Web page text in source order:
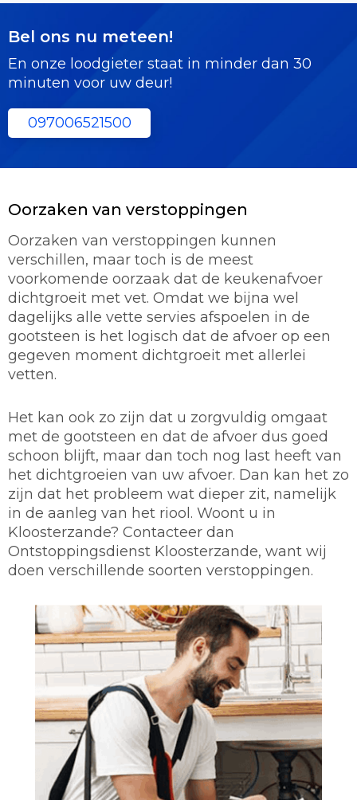
Bel ons nu meteen!
En onze loodgieter staat in minder dan 30
minuten voor uw deur!
097006521500
Oorzaken van verstoppingen
Oorzaken van verstoppingen kunnen
verschillen, maar toch is de meest
voorkomende oorzaak dat de keukenafvoer
dichtgroeit met vet. Omdat we bijna wel
dagelijks alle vette servies afspoelen in de
gootsteen is het logisch dat de afvoer op een
gegeven moment dichtgroeit met allerlei
vetten.
Het kan ook zo zijn dat u zorgvuldig omgaat
met de gootsteen en dat de afvoer dus goed
schoon blijft, maar dan toch nog last heeft van
het dichtgroeien van uw afvoer. Dan kan het zo
zijn dat het probleem wat dieper zit, namelijk
in de aanleg van het riool. Woont u in
Kloosterzande? Contacteer dan
Ontstoppingsdienst Kloosterzande, want wij
doen verschillende soorten verstoppingen.